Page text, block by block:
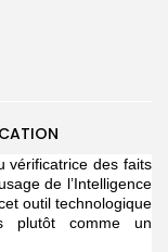
vérificatrice des faits
de l’Intelligence
outil technologique
plutôt comme un